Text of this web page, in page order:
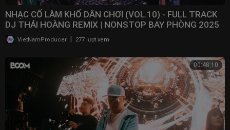
NHẠC CỔ LÀM KHỔ DÂN CHƠI (VOL.10) - FULL TRACK
DJ THÁI HOÀNG REMIX | NONSTOP BAY PHÒNG 2025
VietNamProducer 277 lượt xem
00:48:10